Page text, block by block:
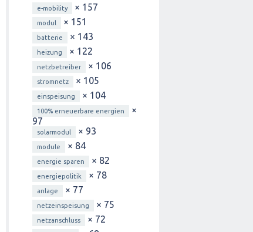
e-mobility × 157
modul × 151
batterie × 143
heizung × 122
netzbetreiber × 106
stromnetz × 105
einspeisung × 104
100% erneuerbare energien
×
97
solarmodul × 93
module × 84
energie sparen × 82
energiepolitik × 78
anlage × 77
netzeinspeisung × 75
netzanschluss × 72